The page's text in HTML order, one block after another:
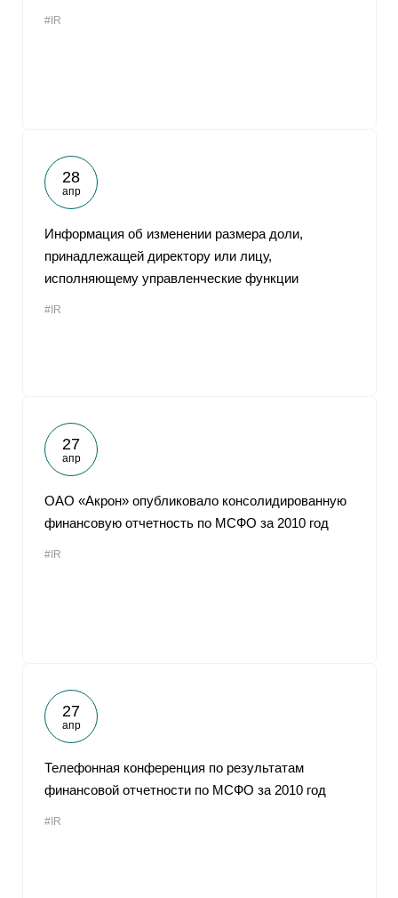
#IR
28
апр
Информация об изменении размера доли,
принадлежащей директору или лицу,
исполняющему управленческие функции
#IR
27
апр
ОАО «Акрон» опубликовало консолидированную
финансовую отчетность по МСФО за 2010 год
#IR
27
апр
Телефонная конференция по результатам
финансовой отчетности по МСФО за 2010 год
#IR